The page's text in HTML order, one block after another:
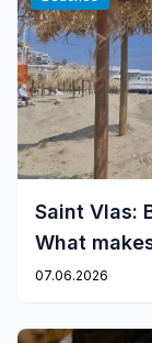
Saint Vlas:
What
07.06.2026